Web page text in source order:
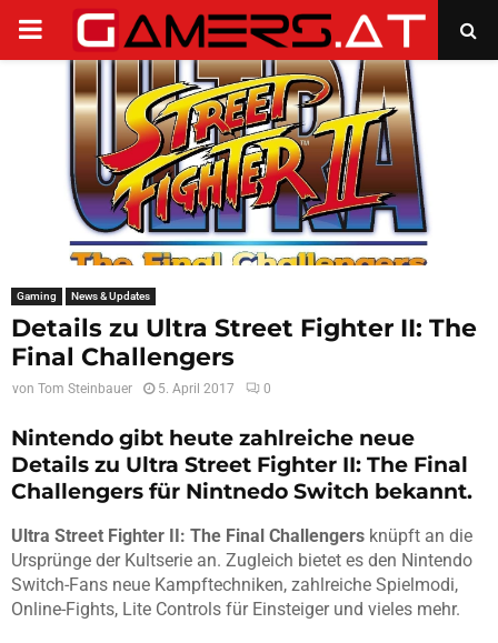
PRIMARY
MENU
Gaming News & Updates
Details zu Ultra Street Fighter II: The
Final Challengers
von Tom Steinbauer 5. April 2017 0
Nintendo gibt heute zahlreiche neue
Details zu Ultra Street Fighter II: The Final
Challengers für Nintnedo Switch bekannt.
Ultra Street Fighter II: The Final Challengers knüpft an die
Ursprünge der Kultserie an. Zugleich bietet es den Nintendo
Switch-Fans neue Kampftechniken, zahlreiche Spielmodi,
Online-Fights, Lite Controls für Einsteiger und vieles mehr.